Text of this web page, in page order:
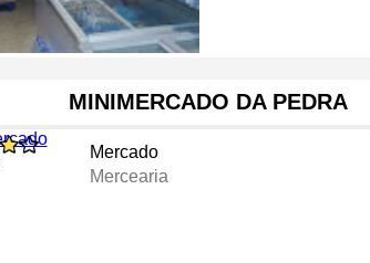
MINIMERCADO DA PEDRA
Mercado
Mercearia